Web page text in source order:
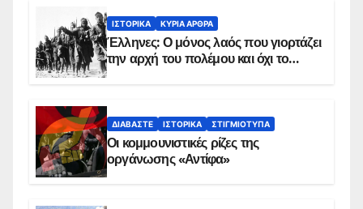
ΙΣΤΟΡΙΚΆ ΚΥΡΙΑ ΑΡΘΡΑ
Έλληνες: Ο μόνος λαός που γιορτάζει
την αρχή του πολέμου και όχι το
ΔΙΑΒΆΣΤΕ ΙΣΤΟΡΙΚΆ ΣΤΙΓΜΙΌΤΥΠΑ
Οι κομμουνιστικές ρίζες της
οργάνωσης «Αντίφα»